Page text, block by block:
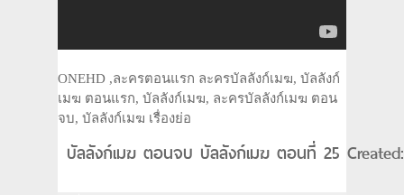
ONEHD ,ละครตอนแรก ละครบัลลังก์เมฆ, บัลลังก์
เมฆ ตอนแรก, บัลลังก์เมฆ, ละครบัลลังก์เมฆ ตอน
จบ, บัลลังก์เมฆ เรื่องย่อ
บัลลังก์เมฆ ตอนจบ บัลลังก์เมฆ ตอนที่ 25